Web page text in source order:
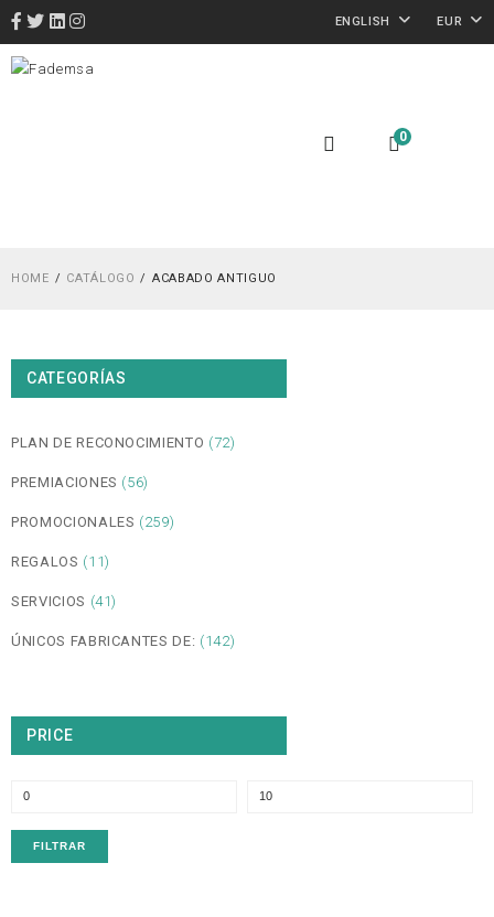
ENGLISH EUR
0
HOME CATÁLOGO ACABADO ANTIGUO
CATEGORÍAS
PLAN DE RECONOCIMIENTO (72)
PREMIACIONES (56)
PROMOCIONALES (259)
REGALOS (11)
SERVICIOS (41)
ÚNICOS FABRICANTES DE: (142)
PRICE
FILTRAR